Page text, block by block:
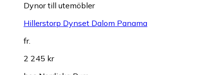
Dynor till utemöbler
Hillerstorp Dynset Dalom Panama
fr.
2 245 kr